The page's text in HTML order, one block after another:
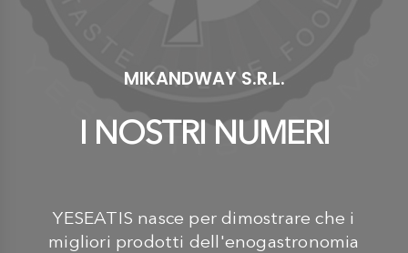
MIKANDWAY S.R.L.
I NOSTRI NUMERI
YESEATIS nasce per dimostrare che i
migliori prodotti dell'enogastronomia